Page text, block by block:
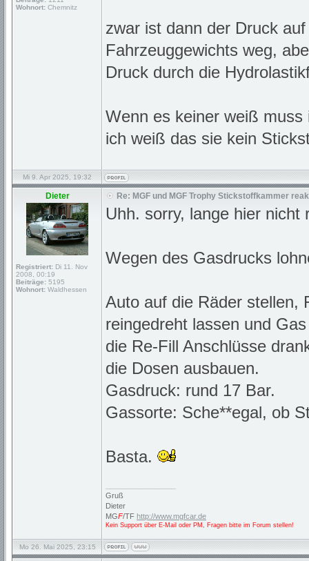
Wohnort: Chemnitz
zwar ist dann der Druck
Fahrzeuggewichts weg,
Druck durch die
Wenn es keiner weiß
ich weiß das sie kein
Mi 9. Apr 2025, 19:32
Dieter
Registriert: Di 11. Nov
2008, 00:19
Beiträge: 5195
Wohnort: Waldhessen
Re: MGF und MGF Trophy Stickstoffkammer
Uhh. sorry, lange hier nicht
Wegen des Gasdrucks
Auto auf die Räder stellen,
reingedreht lassen und
die Re-Fill Anschlüsse
die Dosen ausbauen.
Gasdruck: rund 17 Bar.
Gassorte: Sche**egal, ob
Basta.
Gruß
Dieter
MGF/TF http://www.mgfcar.de
Kein Support über E-Mail oder PM, Fragen bitte im Forum stellen!
Mo 26. Mai 2025, 23:15